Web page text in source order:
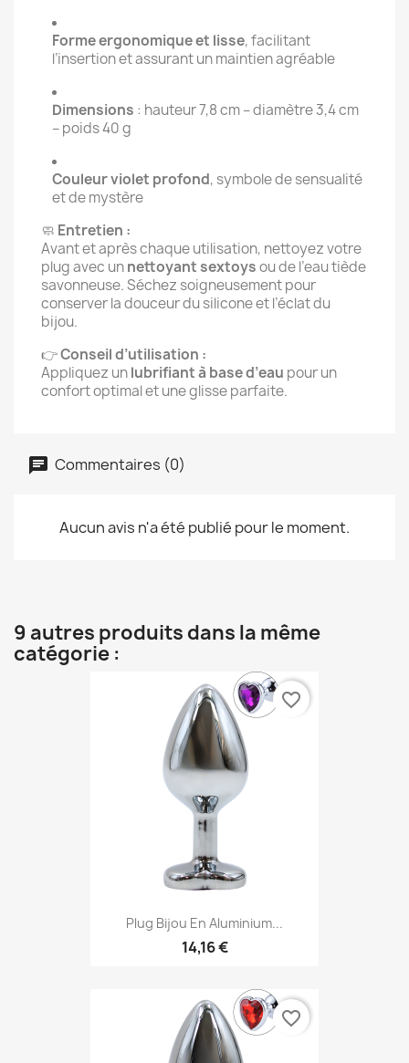
Forme ergonomique et lisse, facilitant
l’insertion et assurant un maintien agréable
Dimensions : hauteur 7,8 cm – diamètre 3,4 cm
– poids 40 g
Couleur violet profond, symbole de sensualité
et de mystère
🧼 Entretien :
Avant et après chaque utilisation, nettoyez votre
plug avec unnettoyant sextoysou de l’eau tiède
savonneuse. Séchez soigneusement pour
conserver la douceur du silicone et l’éclat du
bijou.
👉Conseil d’utilisation :
Appliquez unlubrifiant à base d’eau pour un
confort optimal et une glisse parfaite.
Commentaires (0)
Aucun avis n'a été publié pour le moment.
9 autres produits dans la même
catégorie :
Plug Bijou En Aluminium...
14,16 €
favorite_border
favorite_border